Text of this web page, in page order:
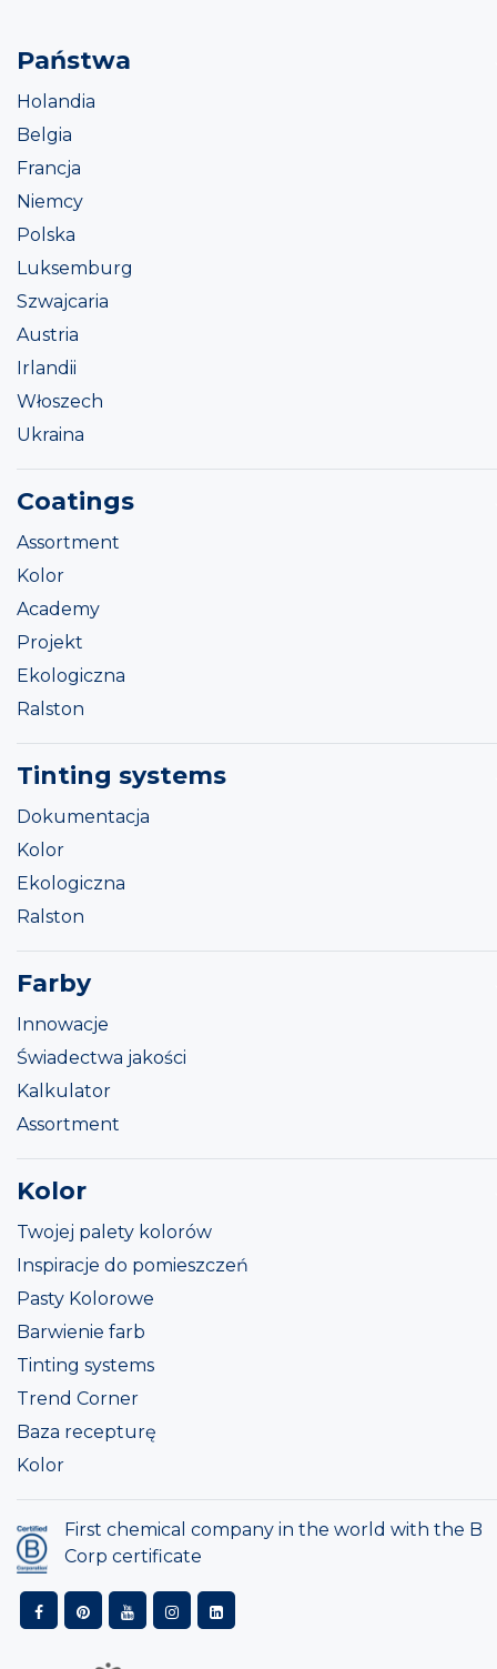
Państwa
Holandia
Belgia
Francja
Niemcy
Polska
Luksemburg
Szwajcaria
Austria
Irlandii
Włoszech
Ukraina
Coatings
Assortment
Kolor
Academy
Projekt
Ekologiczna
Ralston
Tinting systems
Dokumentacja
Kolor
Ekologiczna
Ralston
Farby
Innowacje
Świadectwa jakości
Kalkulator
Assortment
Kolor
Twojej palety kolorów
Inspiracje do pomieszczeń
Pasty Kolorowe
Barwienie farb
Tinting systems
Trend Corner
Baza recepturę
Kolor
First chemical company in the world with the B
Corp certificate